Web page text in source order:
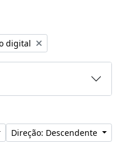
digital
Direção: Descendente